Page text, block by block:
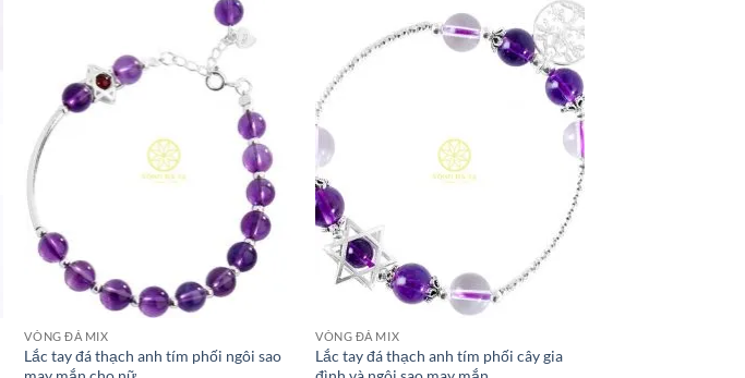
VÒNG ĐÁ MIX
Lắc tay đá thạch anh tím phối ngôi sao
VÒNG ĐÁ MIX
Lắc tay đá thạch anh tím phối cây gia